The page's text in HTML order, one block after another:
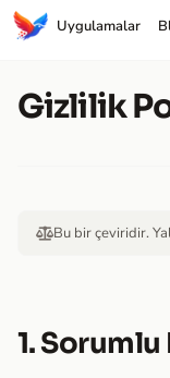
Uygulamalar
Gizlilik
Bu bir çeviridir.
1.